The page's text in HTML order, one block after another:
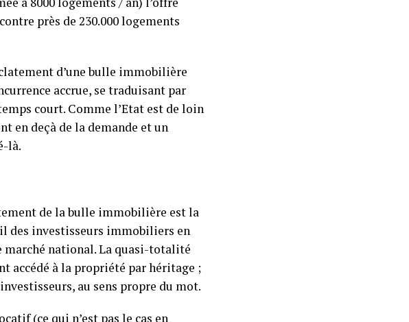
près de 230.000 logements
d’une bulle immobilière
accrue, se traduisant par
court. Comme l’Etat est de loin
en deçà de la demande et un
là.
de la bulle immobilière est la
des investisseurs immobiliers en
marché national. La quasi-totalité
accédé à la propriété par héritage ;
au sens propre du mot.
(ce qui n’est pas le cas en